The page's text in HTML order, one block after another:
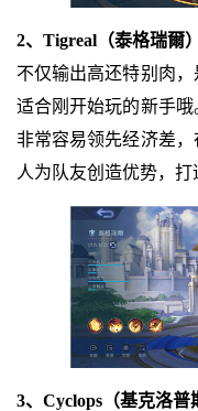
2、Tigreal（泰格瑞爾）
不仅输出高还特别肉
适合刚开始玩的新手哦
非常容易领先经济差
人为队友创造优势，打
3、Cyclops（基克洛普